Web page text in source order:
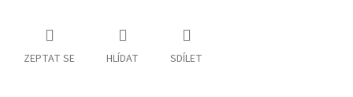
ZEPTAT SE HLÍDAT SDÍLET